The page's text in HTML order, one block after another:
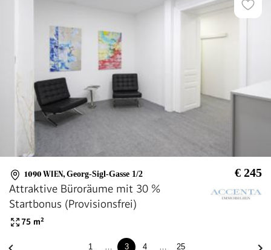
1090 WIEN, Georg-Sigl-Gasse 1/2 € 245
Attraktive Büroräume mit 30 %
Startbonus (Provisionsfrei)
75 m²
1 3 4 25